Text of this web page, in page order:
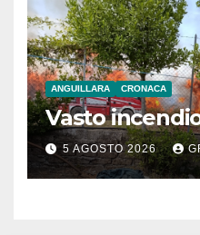
ANGUILLARA CRONACA
Vasto
5 AGOSTO 2026